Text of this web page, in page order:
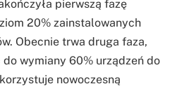
pierwszą fazę
20% zainstalowanych
Obecnie trwa druga faza,
wymiany 60% urządzeń do
nowoczesną